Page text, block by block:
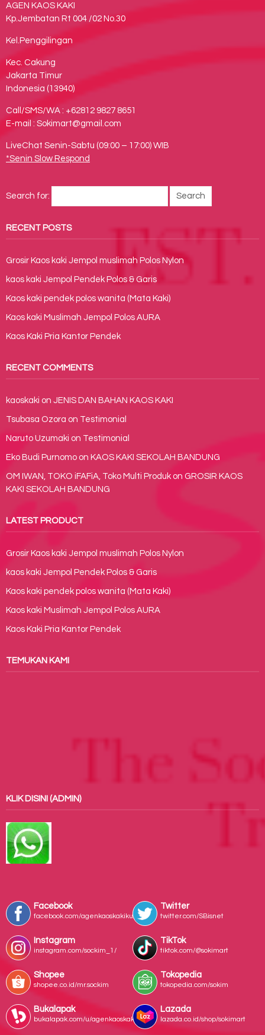
AGEN KAOS KAKI
Kp.Jembatan Rt 004 /02 No.30
Kel.Penggilingan
Kec. Cakung
Jakarta Timur
Indonesia (13940)
Call/SMS/WA : +62812 9827 8651
E-mail : Sokimart@gmail.com
LiveChat Senin-Sabtu (09:00 – 17:00) WIB
*Senin Slow Respond
Search for:
RECENT POSTS
Grosir Kaos kaki Jempol muslimah Polos Nylon
kaos kaki Jempol Pendek Polos & Garis
Kaos kaki pendek polos wanita (Mata Kaki)
Kaos kaki Muslimah Jempol Polos AURA
Kaos Kaki Pria Kantor Pendek
RECENT COMMENTS
kaoskaki on JENIS DAN BAHAN KAOS KAKI
Tsubasa Ozora on Testimonial
Naruto Uzumaki on Testimonial
Eko Budi Purnomo on KAOS KAKI SEKOLAH BANDUNG
OM IWAN, TOKO iFAFiA, Toko Multi Produk on GROSIR KAOS
KAKI SEKOLAH BANDUNG
LATEST PRODUCT
Grosir Kaos kaki Jempol muslimah Polos Nylon
kaos kaki Jempol Pendek Polos & Garis
Kaos kaki pendek polos wanita (Mata Kaki)
Kaos kaki Muslimah Jempol Polos AURA
Kaos Kaki Pria Kantor Pendek
TEMUKAN KAMI
KLIK DISINI (ADMIN)
Facebook
facebook.com/agenkaoskakiku/
Twitter
twitter.com/SBisnet
Instagram
instagram.com/sockim_1/
TikTok
tiktok.com/@sokimart
Shopee
shopee.co.id/mr.sockim
Tokopedia
tokopedia.com/sokim
Bukalapak
bukalapak.com/u/agenkaoskaki
Lazada
lazada.co.id/shop/sokimart